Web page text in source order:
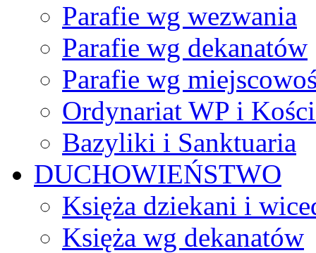
Parafie wg wezwania
Parafie wg dekanatów
Parafie wg
Ordynariat WP i
Bazyliki i Sanktuaria
DUCHOWIEŃSTWO
Księża dziekani i
Księża wg dekanatów